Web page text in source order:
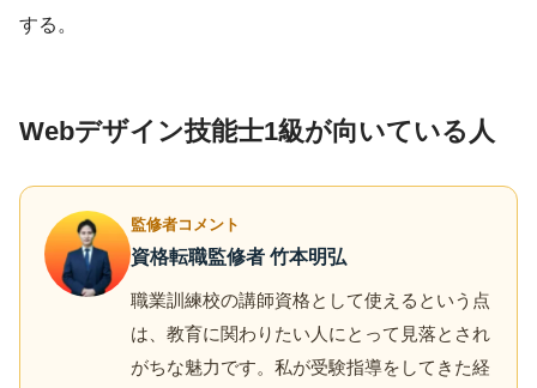
する。
Webデザイン技能士1級が向いている人
監修者コメント
資格転職監修者 竹本明弘
職業訓練校の講師資格として使えるという点
は、教育に関わりたい人にとって見落とされ
がちな魅力です。私が受験指導をしてきた経